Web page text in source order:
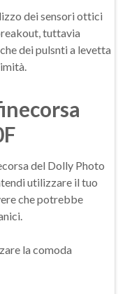
dei sensori ottici
tuttavia
dei pulsnti a levetta
del Dolly Photo
utilizzare il tuo
che potrebbe
la comoda